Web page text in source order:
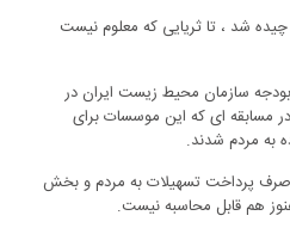
شد ، تا ثریایی که معلوم نیست
و دو برابر بودجه سازمان محیط زیست ایران در
مسابقه ای که این موسسات برای
در سال ، می توانست صرف پرداخت تسهیلات به مردم و بخش
هم قابل محاسبه نیست.